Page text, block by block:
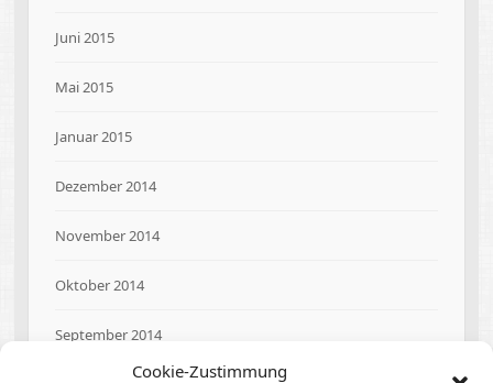
Cookie-Zustimmung
Juni 2015
Mai 2015
Januar 2015
Dezember 2014
November 2014
Oktober 2014
September 2014